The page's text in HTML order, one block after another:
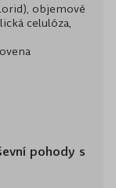
objemové
celulóza,
pohody s